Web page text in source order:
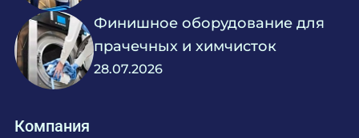
Финишное оборудование для
прачечных и химчисток
28.07.2026
Компания